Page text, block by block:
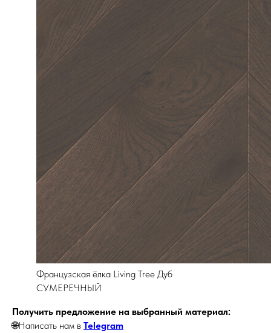
Французская ёлка Living Tree Дуб
СУМЕРЕЧНЫЙ
Получить предложение на выбранный материал:
🌐Написать нам в Telegram